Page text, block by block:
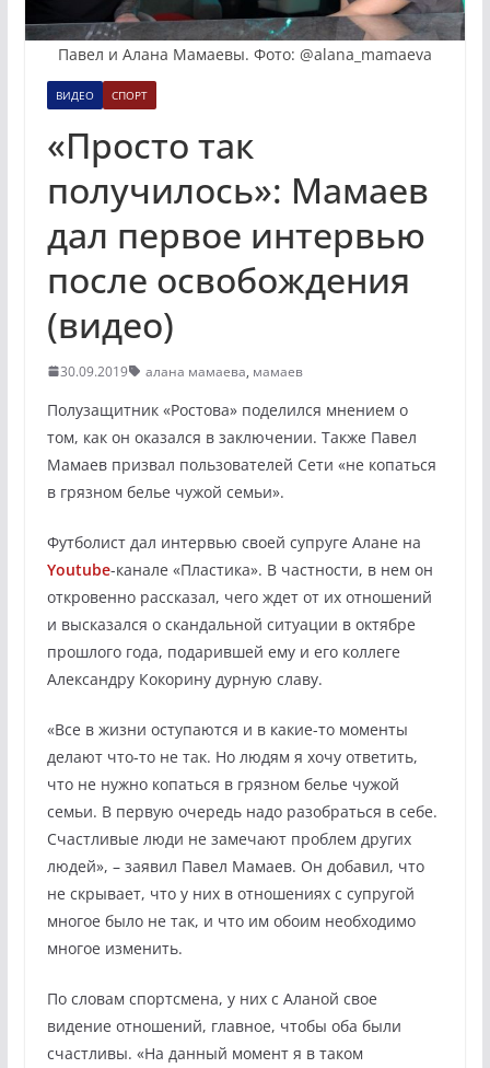
Павел и Алана Мамаевы. Фото: @alana_mamaeva
ВИДЕО СПОРТ
«Просто так
получилось»: Мамаев
дал первое интервью
после освобождения
(видео)
30.09.2019 алана мамаева, мамаев
Полузащитник «Ростова» поделился мнением о
том, как он оказался в заключении. Также Павел
Мамаев призвал пользователей Сети «не копаться
в грязном белье чужой семьи».
Футболист дал интервью своей супруге Алане на
Youtube-канале «Пластика». В частности, в нем он
откровенно рассказал, чего ждет от их отношений
и высказался о скандальной ситуации в октябре
прошлого года, подарившей ему и его коллеге
Александру Кокорину дурную славу.
«Все в жизни оступаются и в какие-то моменты
делают что-то не так. Но людям я хочу ответить,
что не нужно копаться в грязном белье чужой
семьи. В первую очередь надо разобраться в себе.
Счастливые люди не замечают проблем других
людей», – заявил Павел Мамаев. Он добавил, что
не скрывает, что у них в отношениях с супругой
многое было не так, и что им обоим необходимо
многое изменить.
По словам спортсмена, у них с Аланой свое
видение отношений, главное, чтобы оба были
счастливы. «На данный момент я в таком